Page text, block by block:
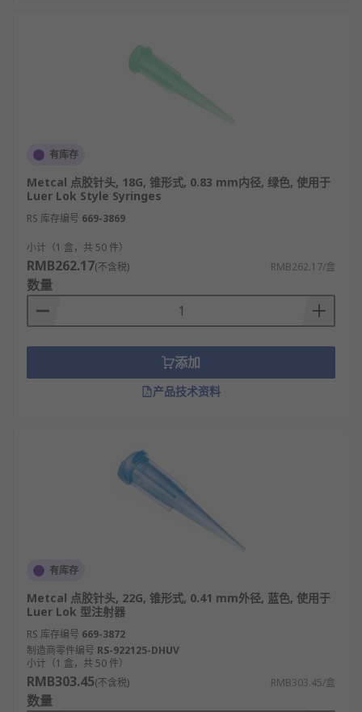
平面涂胶，确定胶点 / 胶线形态。
接口密封防漏原理：连接接口（如 Luer 锁、螺
纹接口）与点胶设备出胶口紧密贴合，部分带
材质适配流体原理：不锈钢针头耐磨损、抗腐
蚀，适配高粘度、含颗粒的流体（如导电
胶）；塑料针头化学稳定性好，适配低粘度、
易污染的流体（如医用胶水），避免材质与流
流体稳定输出原理：针管与针尖的同轴度精
准，流体流动时不易产生紊流，确保出胶速度
均匀、胶量一致，避免因紊流导致胶点大小不
一，保障点胶工艺的一致性。
点胶针头的特点
胶量控制精准：通过针尖口径与形状设计，可
影响产品质量。
流体适配性强：不锈钢材质耐高粘度 / 含颗粒流
体，塑料材质适配低粘度 / 易污染流体，不同材
质与结构可匹配胶水、油墨、涂料等多种流
出胶形态稳定：针管内壁光滑、同轴度高，减
少流体紊流，配合特定形状针尖（尖嘴、斜
口），确保胶点圆润、胶线均匀，保障点胶工
艺一致性。
安装密封可靠：连接接口（Luer 锁、螺纹）与
点胶设备紧密贴合，部分带密封胶圈，无漏胶
风险，避免流体浪费与设备污染，提升操作安
全性。
有库存
Metcal 点胶针头, 18G, 锥形式, 0.83 mm内径, 绿色, 使用于
Luer Lok Style Syringes
RS 库存编号 669-3869
小计（1 盒，共 50 件）
RMB262.17(不含税) RMB262.17/盒
数量
添加
产品技术资料
有库存
Metcal 点胶针头, 22G, 锥形式, 0.41 mm外径, 蓝色, 使用于
Luer Lok 型注射器
RS 库存编号 669-3872
制造商零件编号 RS-922125-DHUV
小计（1 盒，共 50 件）
RMB303.45(不含税) RMB303.45/盒
数量